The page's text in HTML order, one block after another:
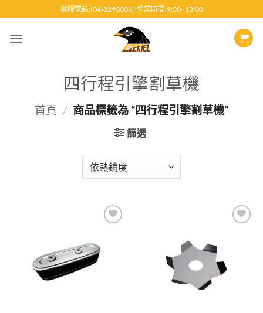
至
客服電話:(04)8290006 | 營業時間:9:00~18:00
四行程引擎割草機
首頁 / 商品標籤為 “四行程引擎割草機”
篩選